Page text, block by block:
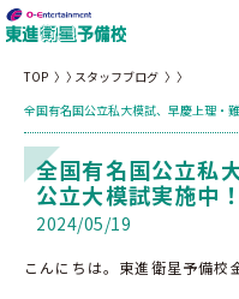
TOP
スタッフブログ
全国有名国公立私大模試、早慶上理・
全国有名国公立私
公立大模試実施中！
2024/05/19
こんにちは。東進衛星予備校